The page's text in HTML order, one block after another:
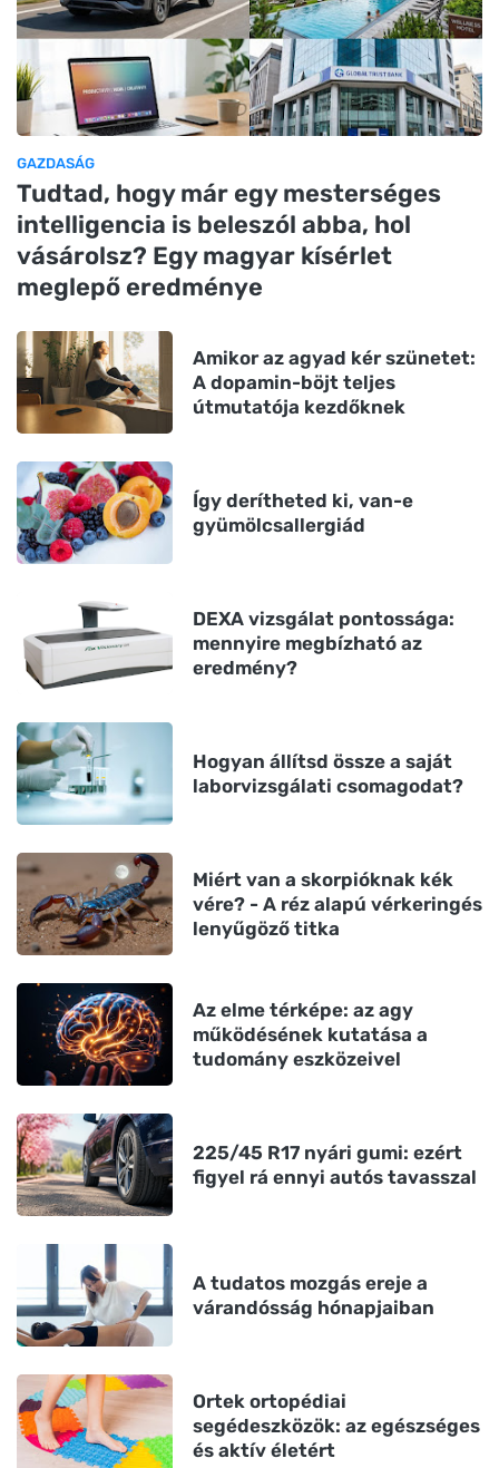
GAZDASÁG
Tudtad, hogy már egy mesterséges
intelligencia is beleszól abba, hol
vásárolsz? Egy magyar kísérlet
meglepő eredménye
Amikor az agyad kér szünetet:
A dopamin-böjt teljes
útmutatója kezdőknek
Így derítheted ki, van-e
gyümölcsallergiád
DEXA vizsgálat pontossága:
mennyire megbízható az
eredmény?
Hogyan állítsd össze a saját
laborvizsgálati csomagodat?
Miért van a skorpióknak kék
vére? - A réz alapú vérkeringés
lenyűgöző titka
Az elme térképe: az agy
működésének kutatása a
tudomány eszközeivel
225/45 R17 nyári gumi: ezért
figyel rá ennyi autós tavasszal
A tudatos mozgás ereje a
várandósság hónapjaiban
Ortek ortopédiai
segédeszközök: az egészséges
és aktív életért